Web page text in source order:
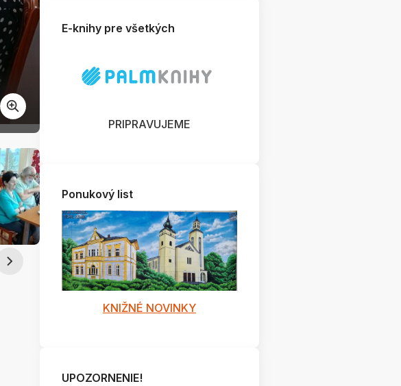
E-knihy pre všetkých
PRIPRAVUJEME
Ponukový list
KNIŽNÉ NOVINKY
UPOZORNENIE!